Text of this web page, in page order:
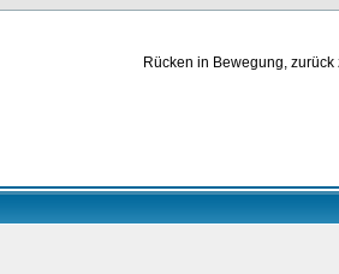
Rücken in Bewegung,